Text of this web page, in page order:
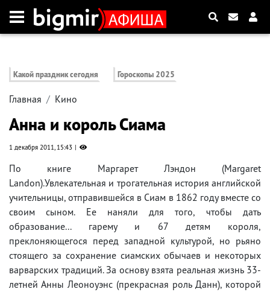
Какой праздник сегодня Гороскопы 2025
Главная Кино
Анна и король Сиама
1 декабря 2011, 15:43
По книге Маргарет Лэндон (Margaret
Landon).Увлекательная и трогательная история английской
учительницы, отправившейся в Сиам в 1862 году вместе со
своим сыном. Ее наняли для того, чтобы дать
образование... гарему и 67 детям короля,
преклоняющегося перед западной культурой, но рьяно
стоящего за сохранение сиамских обычаев и некоторых
варварских традиций. За основу взята реальная жизнь 33-
летней Анны Леоноуэнс (прекрасная роль Данн), которой